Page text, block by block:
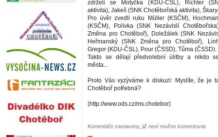
zdrželi se Motyčka (KDU-ČSL), Richter
aktivita), Jakeš (SNK Chotěbořská aktivita),
Pro úvěr zvedli ruku Müller (KSČM),
(KSČM), Polívka (SNK Nezávislí
Změna pro Chotěboř), Doležálek (SNK
Heřmanský (SNK Změna pro Chotěboř),
Gregor (KDU-ČSL), Pour (ČSSD), Tůma (ČSSD).
Takto se dělají předvolební úlitby a nikdo
města...
Proto Vás vyzýváme k diskuzi: Myslíte, že je
Chotěboř potřebná?
(http://www.ods.cz/ms.chotebor)
Komentáře zastaveny, již není možno komentovat.